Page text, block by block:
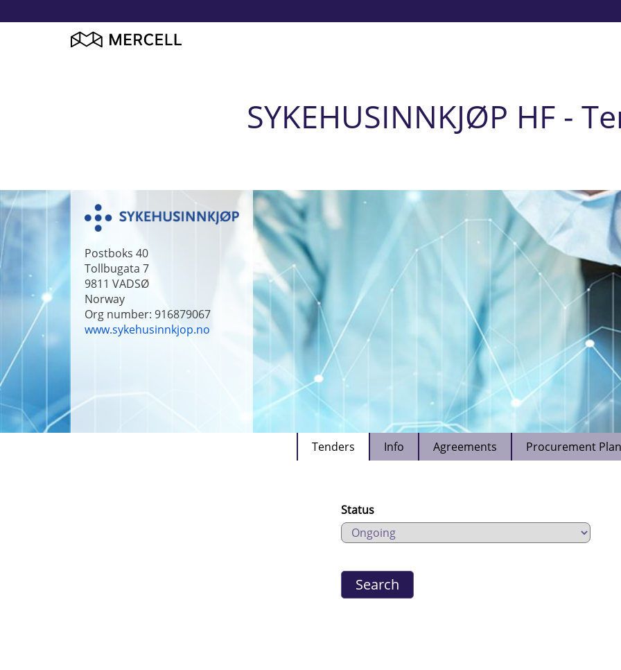
SYKEHUSINNKJØP HF -
Postboks 40
Tollbugata 7
9811 VADSØ
Norway
Org number: 916879067
www.sykehusinnkjop.no
Tenders Info Agreements Procurement Plan
Status